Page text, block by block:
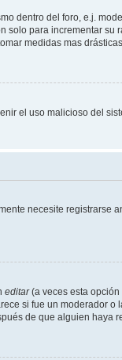
dentro del foro, e.j.
solo para incrementar su
medidas mas
el uso malicioso del
necesite registrarse
editar(a veces esta
si fue un moderador
de que alguien haya